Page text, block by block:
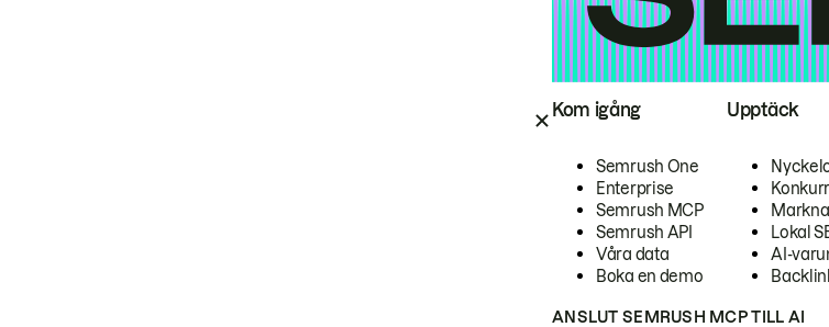
Kom igång
Semrush One
Enterprise
Semrush MCP
Semrush API
Våra data
Boka en demo
Upptäck
Lokal
AI-
ANSLUT SEMRUSH MCP TILL AI